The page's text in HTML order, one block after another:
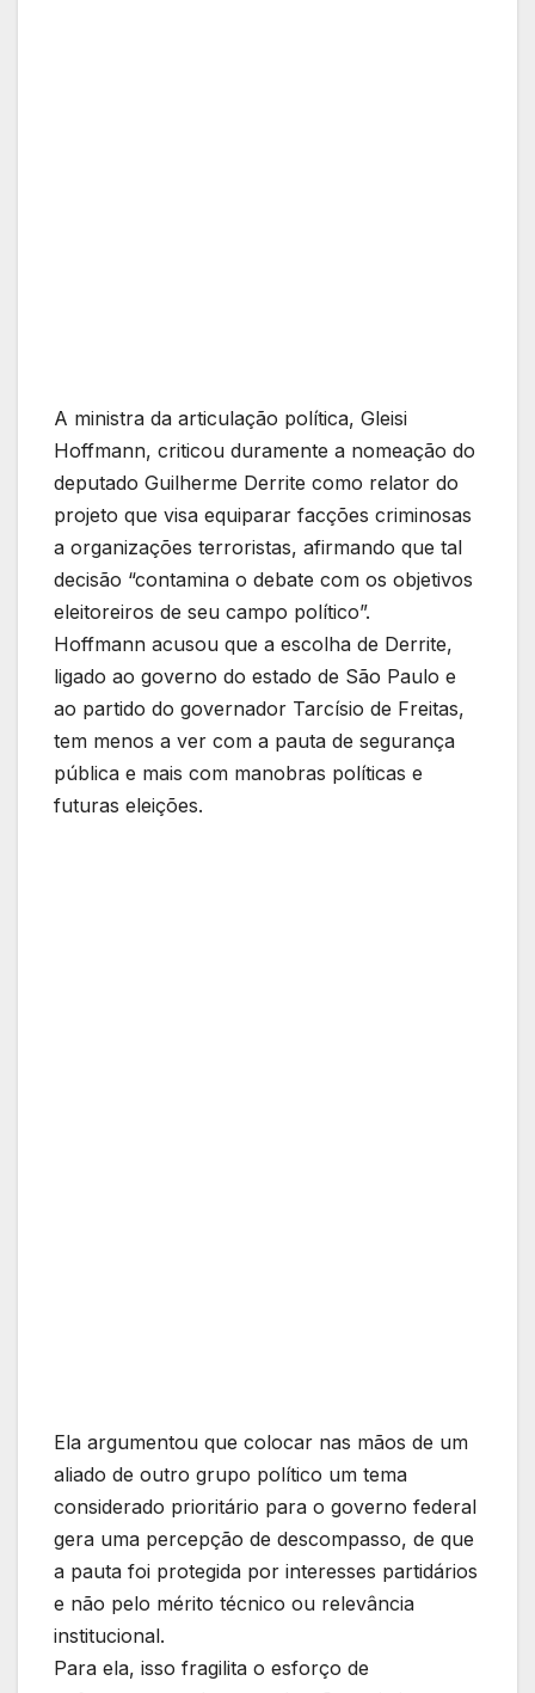
A ministra da articulação política, Gleisi
Hoffmann, criticou duramente a nomeação do
deputado Guilherme Derrite como relator do
projeto que visa equiparar facções criminosas
a organizações terroristas, afirmando que tal
decisão “contamina o debate com os objetivos
eleitoreiros de seu campo político”.
Hoffmann acusou que a escolha de Derrite,
ligado ao governo do estado de São Paulo e
ao partido do governador Tarcísio de Freitas,
tem menos a ver com a pauta de segurança
pública e mais com manobras políticas e
futuras eleições.
Ela argumentou que colocar nas mãos de um
aliado de outro grupo político um tema
considerado prioritário para o governo federal
gera uma percepção de descompasso, de que
a pauta foi protegida por interesses partidários
e não pelo mérito técnico ou relevância
institucional.
Para ela, isso fragilita o esforço de